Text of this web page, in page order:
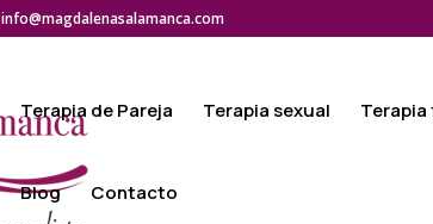
info@magdalenasalamanca.com
Terapia de Pareja Terapia sexual
Blog Contacto